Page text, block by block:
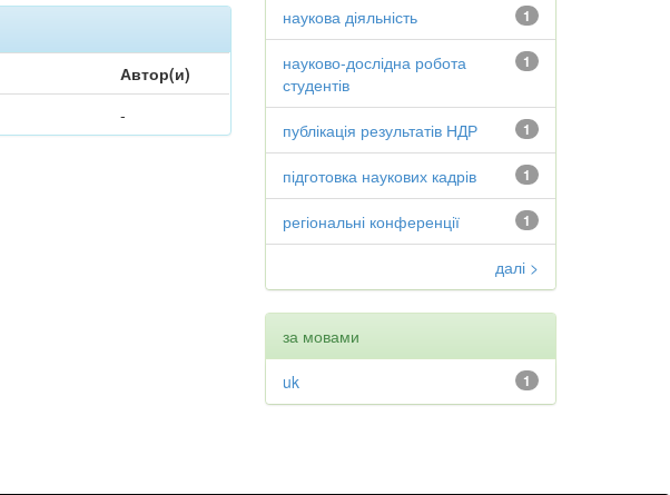
Автор(и)
-
1
наукова діяльність
1
науково-дослідна робота
студентів
1
публікація результатів НДР
1
підготовка наукових кадрів
1
регіональні конференції
далі >
за мовами
1
uk